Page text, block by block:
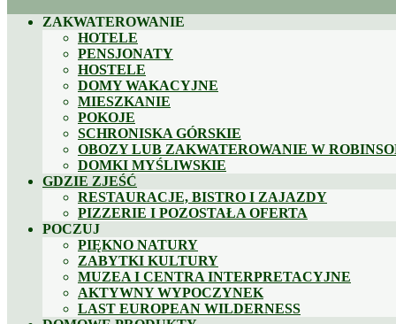
ZAKWATEROWANIE
HOTELE
PENSJONATY
HOSTELE
DOMY WAKACYJNE
MIESZKANIE
POKOJE
SCHRONISKA GÓRSKIE
OBOZY LUB ZAKWATEROWANIE W
DOMKI MYŚLIWSKIE
GDZIE ZJEŚĆ
RESTAURACJE, BISTRO I ZAJAZDY
PIZZERIE I POZOSTAŁA OFERTA
POCZUJ
PIĘKNO NATURY
ZABYTKI KULTURY
MUZEA I CENTRA INTERPRETACYJNE
AKTYWNY WYPOCZYNEK
LAST EUROPEAN WILDERNESS